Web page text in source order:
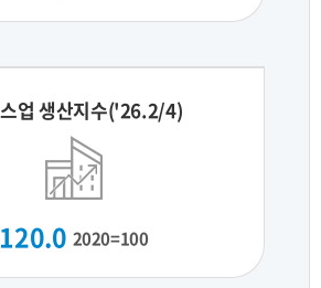
업 생산지수('26.2/4)
120.0 2020=100